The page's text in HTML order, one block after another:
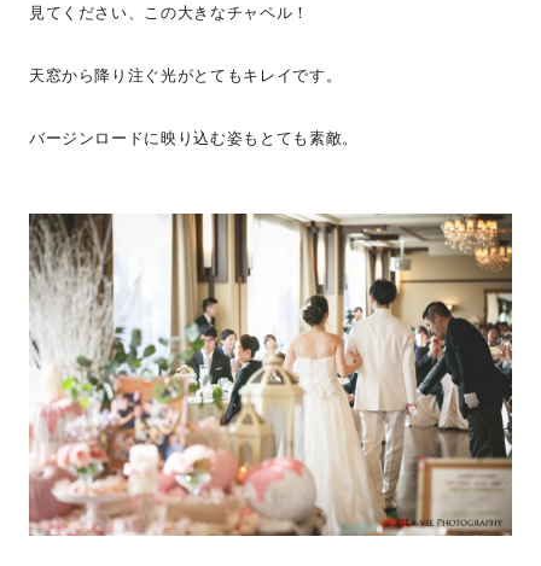
見てください、この大きなチャペル！
天窓から降り注ぐ光がとてもキレイです。
バージンロードに映り込む姿もとても素敵。